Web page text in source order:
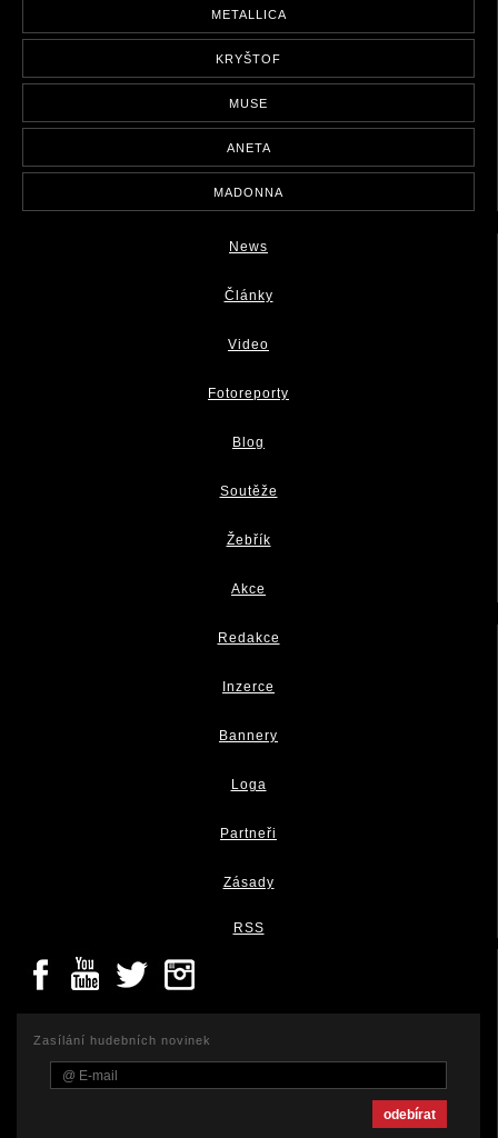
METALLICA
KRYŠTOF
MUSE
ANETA
MADONNA
News
Články
Video
Fotoreporty
Blog
Soutěže
Žebřík
Akce
Redakce
Inzerce
Bannery
Loga
Partneři
Zásady
RSS
Zasílání hudebních novinek